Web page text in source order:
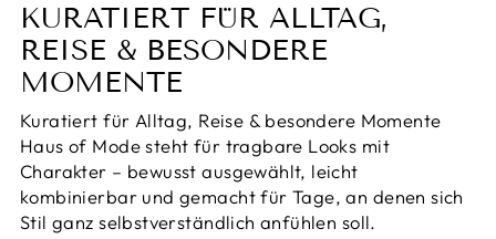
KURATIERT FÜR ALLTAG,
REISE & BESONDERE
MOMENTE
Kuratiert für Alltag, Reise & besondere Momente
Haus of Mode steht für tragbare Looks mit
Charakter – bewusst ausgewählt, leicht
kombinierbar und gemacht für Tage, an denen sich
Stil ganz selbstverständlich anfühlen soll.